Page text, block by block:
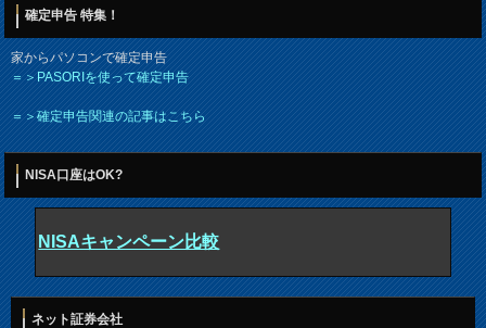
確定申告 特集！
家からパソコンで確定申告
＝＞PASORIを使って確定申告
＝＞確定申告関連の記事はこちら
NISA口座はOK?
NISAキャンペーン比較
ネット証券会社